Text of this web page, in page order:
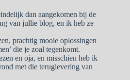
dan aangekomen bij de
van jullie blog, en ik heb ze
prachtig mooie oplossingen
die je zoal tegenkomt.
en oja, en misschien heb ik
met die teruglevering van